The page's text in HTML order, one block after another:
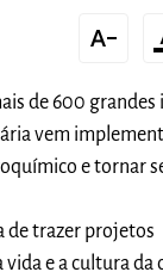
text_decrease
de 600 grandes
vem
e tornar
de trazer projetos
e a cultura da